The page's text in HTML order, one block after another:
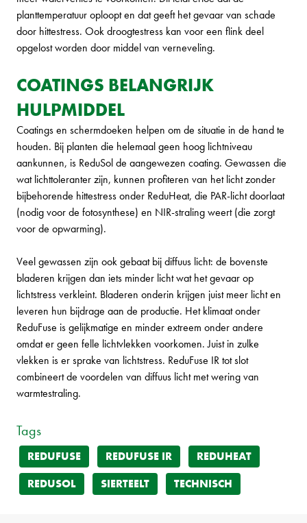
planttemperatuur oploopt en dat geeft het gevaar van schade
door hittestress. Ook droogtestress kan voor een flink deel
opgelost worden door middel van verneveling.
COATINGS BELANGRIJK
HULPMIDDEL
Coatings en schermdoeken helpen om de situatie in de hand te
houden. Bij planten die helemaal geen hoog lichtniveau
aankunnen, is ReduSol de aangewezen coating. Gewassen die
wat lichttoleranter zijn, kunnen profiteren van het licht zonder
bijbehorende hittestress onder ReduHeat, die PAR-licht doorlaat
(nodig voor de fotosynthese) en NIR-straling weert (die zorgt
voor de opwarming).
Veel gewassen zijn ook gebaat bij diffuus licht: de bovenste
bladeren krijgen dan iets minder licht wat het gevaar op
lichtstress verkleint. Bladeren onderin krijgen juist meer licht en
leveren hun bijdrage aan de productie. Het klimaat onder
ReduFuse is gelijkmatige en minder extreem onder andere
omdat er geen felle lichtvlekken voorkomen. Juist in zulke
vlekken is er sprake van lichtstress. ReduFuse IR tot slot
combineert de voordelen van diffuus licht met wering van
warmtestraling.
Tags
REDUFUSE REDUFUSE IR
REDUHEAT
REDUSOL
SIERTEELT TECHNISCH